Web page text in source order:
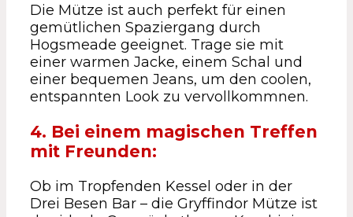
Die Mütze ist auch perfekt für einen
gemütlichen Spaziergang durch
Hogsmeade geeignet. Trage sie mit
einer warmen Jacke, einem Schal und
einer bequemen Jeans, um den coolen,
entspannten Look zu vervollkommnen.
4. Bei einem magischen Treffen
mit Freunden:
Ob im Tropfenden Kessel oder in der
Drei Besen Bar – die Gryffindor Mütze ist